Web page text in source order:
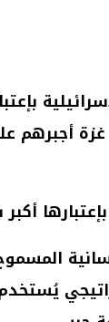
غزة أجبرهم
بإعتبارها أكبر